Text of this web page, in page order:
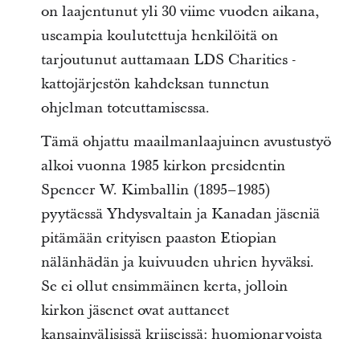
on laajentunut yli 30 viime vuoden aikana,
useampia koulutettuja henkilöitä on
tarjoutunut auttamaan LDS Charities -
kattojärjestön kahdeksan tunnetun
ohjelman toteuttamisessa.
Tämä ohjattu maailmanlaajuinen avustustyö
alkoi vuonna 1985 kirkon presidentin
Spencer W. Kimballin (1895–1985)
pyytäessä Yhdysvaltain ja Kanadan jäseniä
pitämään erityisen paaston Etiopian
nälänhädän ja kuivuuden uhrien hyväksi.
Se ei ollut ensimmäinen kerta, jolloin
kirkon jäsenet ovat auttaneet
kansainvälisissä kriiseissä: huomionarvoista